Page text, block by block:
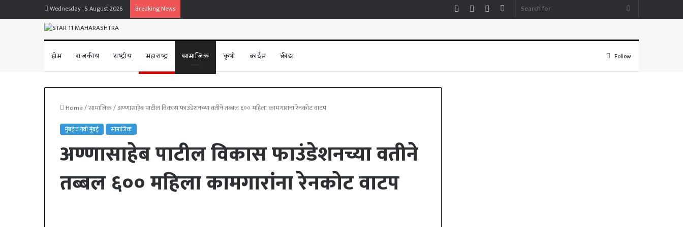
Wednesday , 5 August 2026 Breaking News
Search
Sidebar
Instagram
YouTube
Facebook
होम राजकीय राष्ट्रीय महाराष्ट्र सामाजिक कृषी क्राईम क्रीडा Follow
Home/सामाजिक/अण्णासाहेब पाटील विकास फाउंडेशनच्या वतीने तब्बल ६०० महिला कामगारांना रेनकोट वाटप
मुंबई व नवी मुंबई सामाजिक
अण्णासाहेब पाटील विकास फाउंडेशनच्या वतीने
तब्बल ६०० महिला कामगारांना रेनकोट वाटप